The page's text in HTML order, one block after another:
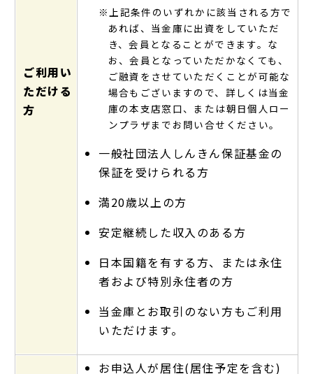
ご利用い
ただける
方
※上記条件のいずれかに該当される方で
あれば、当金庫に出資をしていただ
き、会員となることができます。な
お、会員となっていただかなくても、
ご融資をさせていただくことが可能な
場合もございますので、詳しくは当金
庫の本支店窓口、または朝日個人ロー
ンプラザまでお問い合せください。
一般社団法人しんきん保証基金の
保証を受けられる方
満20歳以上の方
安定継続した収入のある方
日本国籍を有する方、または永住
者および特別永住者の方
当金庫とお取引のない方もご利用
いただけます。
お申込人が居住(居住予定を含む)